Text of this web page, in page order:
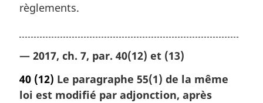
règlements.
— 2017, ch. 7, par. 40(12) et (13)
40 (12) Le paragraphe 55(1) de la même
loi est modifié par adjonction, après